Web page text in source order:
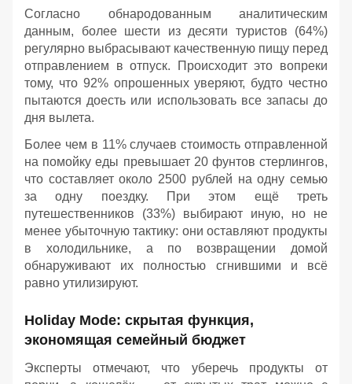
Согласно обнародованным аналитическим
данным, более шести из десяти туристов (64%)
регулярно выбрасывают качественную пищу перед
отправлением в отпуск. Происходит это вопреки
тому, что 92% опрошенных уверяют, будто честно
пытаются доесть или использовать все запасы до
дня вылета.
Более чем в 11% случаев стоимость отправленной
на помойку еды превышает 20 фунтов стерлингов,
что составляет около 2500 рублей на одну семью
за одну поездку. При этом ещё треть
путешественников (33%) выбирают иную, но не
менее убыточную тактику: они оставляют продукты
в холодильнике, а по возвращении домой
обнаруживают их полностью сгнившими и всё
равно утилизируют.
Holiday Mode: скрытая функция,
экономящая семейный бюджет
Эксперты отмечают, что уберечь продукты от